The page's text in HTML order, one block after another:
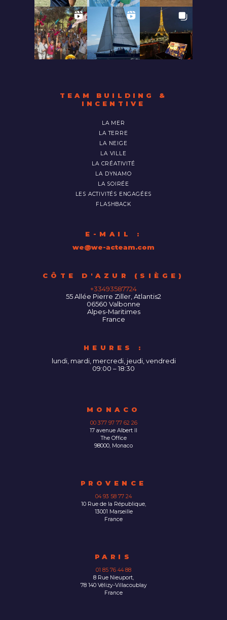
TEAM BUILDING &
INCENTIVE
LA MER
LA TERRE
LA NEIGE
LA VILLE
LA CRÉATIVITÉ
LA DYNAMO
LA SOIRÉE
LES ACTIVITÉS ENGAGÉES
FLASHBACK
E-MAIL :
we@we-acteam.com
55 Allée Pierre Ziller, Atlantis2
06560 Valbonne
Alpes-Maritimes
France
HEURES :
lundi, mardi, mercredi, jeudi, vendredi
09:00 – 18:30
MONACO
00 377 97 77 62 26
17 avenue Albert II
The Office
98000, Monaco
PROVENCE
04 93 58 77 24
10 Rue de la République,
13001 Marseille
France
PARIS
01 85 76 44 88
8 Rue Nieuport,
78 140 Vélizy-Villacoublay
France